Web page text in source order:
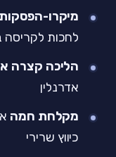
מיקרו-הפסקות
לחכות לקריסה
הליכה קצרה
אדרנלין
מקלחת חמה
כיווץ שרירי